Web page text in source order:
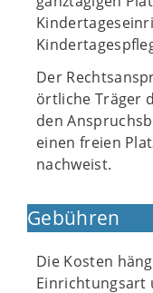
Der
örtliche Träger
den
einen freien
nachweist.
Gebühren
Die Kosten
Einrichtungsart